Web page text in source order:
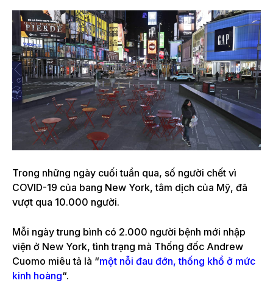
Trong những ngày cuối tuần qua, số người chết vì
COVID-19 của bang New York, tâm dịch của Mỹ, đã
vượt qua 10.000 người.
Mỗi ngày trung bình có 2.000 người bệnh mới nhập
viện ở New York, tình trạng mà Thống đốc Andrew
Cuomo miêu tả là “một nỗi đau đớn, thống khổ ở mức
kinh hoàng“.